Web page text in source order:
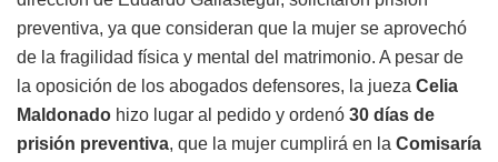
preventiva, ya que consideran que la mujer se aprovechó
de la fragilidad física y mental del matrimonio. A pesar de
la oposición de los abogados defensores, la jueza Celia
Maldonado hizo lugar al pedido y ordenó 30 días de
prisión preventiva, que la mujer cumplirá en la Comisaría